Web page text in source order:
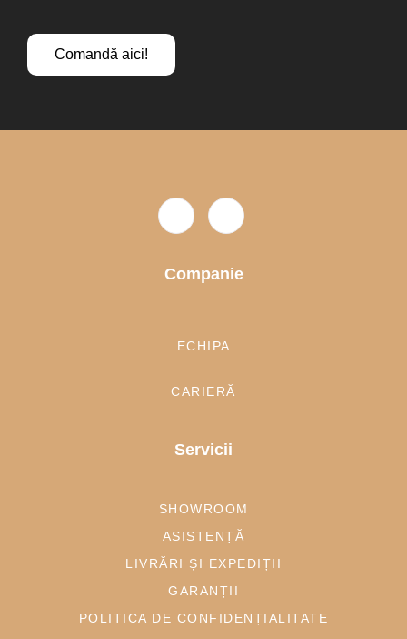
Comandă aici!
Companie
ECHIPA
CARIERĂ
Servicii
SHOWROOM
ASISTENȚĂ
LIVRĂRI ȘI EXPEDIȚII
GARANȚII
POLITICA DE CONFIDENȚIALITATE